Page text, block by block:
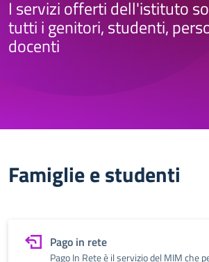
I servizi offerti dell'istituto
tutti i genitori, studenti,
docenti
Famiglie e studenti
Pago in rete
Pago In Rete è il servizio del MIM che